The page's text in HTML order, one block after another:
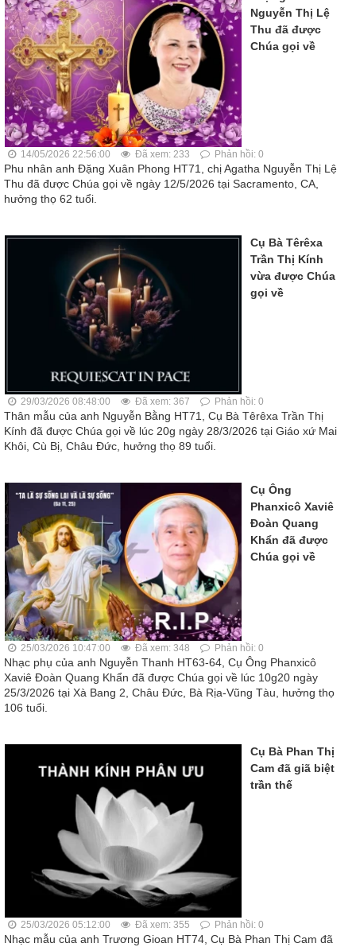
Nguyễn Thị Lệ
Thu đã được
Chúa gọi về
14/05/2026 22:56:00 Đã xem: 233 Phản hồi: 0
Phu nhân anh Đặng Xuân Phong HT71, chị Agatha Nguyễn Thị Lệ
Thu đã được Chúa gọi về ngày 12/5/2026 tại Sacramento, CA,
hưởng thọ 62 tuổi.
Cụ Bà Têrêxa
Trần Thị Kính
vừa được Chúa
gọi về
29/03/2026 08:48:00 Đã xem: 367 Phản hồi: 0
Thân mẫu của anh Nguyễn Bằng HT71, Cụ Bà Têrêxa Trần Thị
Kính đã được Chúa gọi về lúc 20g ngày 28/3/2026 tại Giáo xứ Mai
Khôi, Cù Bị, Châu Đức, hưởng thọ 89 tuổi.
Cụ Ông
Phanxicô Xaviê
Đoàn Quang
Khẩn đã được
Chúa gọi về
25/03/2026 10:47:00 Đã xem: 348 Phản hồi: 0
Nhạc phụ của anh Nguyễn Thanh HT63-64, Cụ Ông Phanxicô
Xaviê Đoàn Quang Khẩn đã được Chúa gọi về lúc 10g20 ngày
25/3/2026 tại Xà Bang 2, Châu Đức, Bà Rịa-Vũng Tàu, hưởng thọ
106 tuổi.
Cụ Bà Phan Thị
Cam đã giã biệt
trần thế
25/03/2026 05:12:00 Đã xem: 355 Phản hồi: 0
Nhạc mẫu của anh Trương Gioan HT74, Cụ Bà Phan Thị Cam đã